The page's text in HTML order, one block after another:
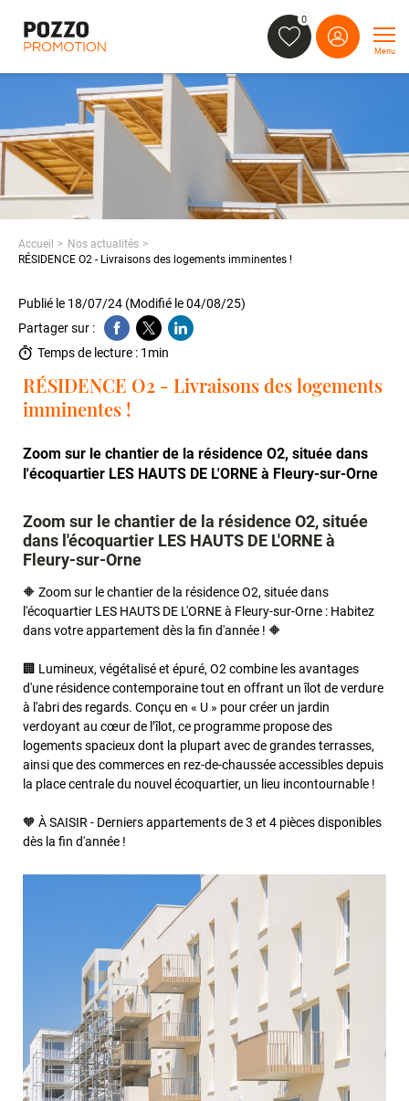
0
Menu
Accueil
Nos actualités
RÉSIDENCE O2 - Livraisons des logements imminentes !
Publié le 18/07/24 (Modifié le 04/08/25)
Partager sur :
Temps de lecture : 1min
RÉSIDENCE O2 - Livraisons des logements
imminentes !
Zoom sur le chantier de la résidence O2, située dans
l'écoquartier LES HAUTS DE L'ORNE à Fleury-sur-Orne
Zoom sur le chantier de la résidence O2, située
dans l'écoquartier LES HAUTS DE L'ORNE à
Fleury-sur-Orne
🔶 Zoom sur le chantier de la résidence O2, située dans
l'écoquartier LES HAUTS DE L'ORNE à Fleury-sur-Orne : Habitez
dans votre appartement dès la fin d'année ! 🔶
🏢 Lumineux, végétalisé et épuré, O2 combine les avantages
d'une résidence contemporaine tout en offrant un îlot de verdure
à l'abri des regards. Conçu en « U » pour créer un jardin
verdoyant au cœur de l’îlot, ce programme propose des
logements spacieux dont la plupart avec de grandes terrasses,
ainsi que des commerces en rez-de-chaussée accessibles depuis
la place centrale du nouvel écoquartier, un lieu incontournable !
🧡 À SAISIR - Derniers appartements de 3 et 4 pièces disponibles
dès la fin d'année !